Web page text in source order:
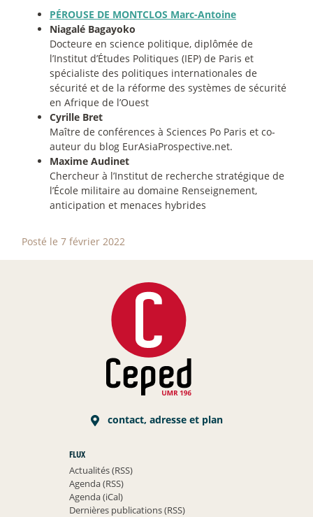
PÉROUSE DE MONTCLOS Marc-Antoine
Niagalé Bagayoko
Docteure en science politique, diplômée de
l’Institut d’Études Politiques (IEP) de Paris et
spécialiste des politiques internationales de
sécurité et de la réforme des systèmes de sécurité
en Afrique de l’Ouest
Cyrille Bret
Maître de conférences à Sciences Po Paris et co-
auteur du blog EurAsiaProspective.net.
Maxime Audinet
Chercheur à l’Institut de recherche stratégique de
l’École militaire au domaine Renseignement,
anticipation et menaces hybrides ‬‬
Posté le 7 février 2022
contact, adresse et plan
FLUX
Actualités (RSS)
Agenda (RSS)
Agenda (iCal)
Dernières publications (RSS)